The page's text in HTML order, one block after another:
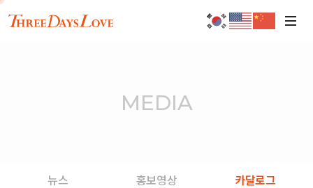
MEDIA
뉴스 홍보영상 카달로그